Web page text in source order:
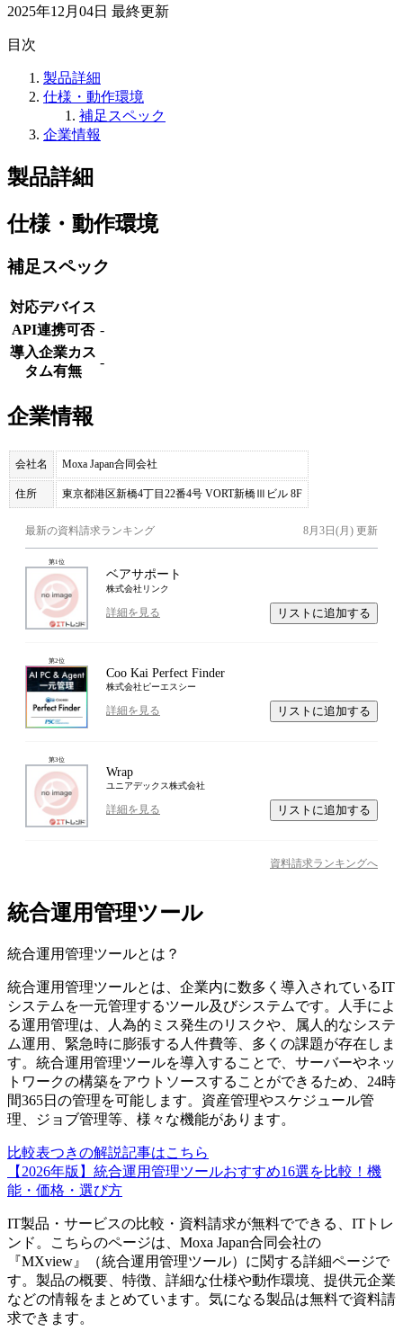
2025年12月04日 最終更新
目次
製品詳細
仕様・動作環境
補足スペック
企業情報
製品詳細
仕様・動作環境
補足スペック
対応デバイス
API連携可否 -
導入企業カス
タム有無
-
企業情報
会社名 Moxa Japan合同会社
住所 東京都港区新橋4丁目22番4号 VORT新橋Ⅲビル 8F
最新の資料請求ランキング 8月3日(月) 更新
第1位
ベアサポート
株式会社リンク
詳細を見る リストに追加する
第2位
Coo Kai Perfect Finder
株式会社ピーエスシー
詳細を見る リストに追加する
第3位
Wrap
ユニアデックス株式会社
詳細を見る リストに追加する
資料請求ランキングへ
統合運用管理ツール
統合運用管理ツールとは？
統合運用管理ツールとは、企業内に数多く導入されているIT
システムを一元管理するツール及びシステムです。人手によ
る運用管理は、人為的ミス発生のリスクや、属人的なシステ
ム運用、緊急時に膨張する人件費等、多くの課題が存在しま
す。統合運用管理ツールを導入することで、サーバーやネッ
トワークの構築をアウトソースすることができるため、24時
間365日の管理を可能します。資産管理やスケジュール管
理、ジョブ管理等、様々な機能があります。
比較表つきの解説記事はこちら
【2026年版】統合運用管理ツールおすすめ16選を比較！機
能・価格・選び方
IT製品・サービスの比較・資料請求が無料でできる、ITトレ
ンド。こちらのページは、 Moxa Japan合同会社の
『MXview 』（統合運用管理ツール）に関する詳細ページで
す。製品の概要、特徴、詳細な仕様や動作環境、提供元企業
などの情報をまとめています。気になる製品は無料で資料請
求できます。